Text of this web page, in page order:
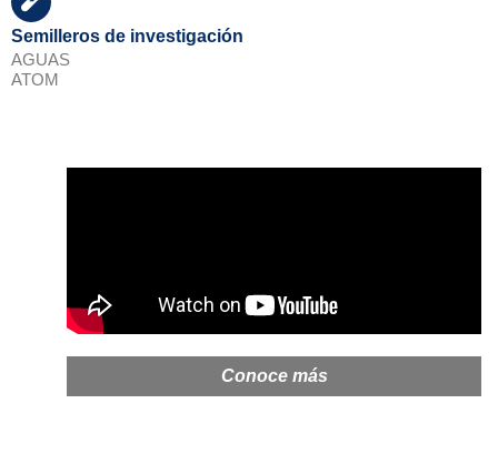
Semilleros de investigación
AGUAS
ATOM
Conoce más